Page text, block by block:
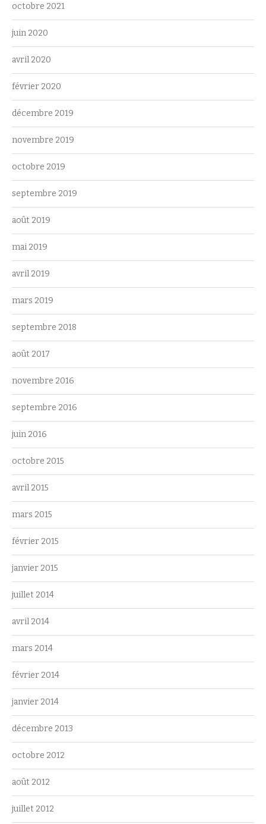
octobre 2021
juin 2020
avril 2020
février 2020
décembre 2019
novembre 2019
octobre 2019
septembre 2019
août 2019
mai 2019
avril 2019
mars 2019
septembre 2018
août 2017
novembre 2016
septembre 2016
juin 2016
octobre 2015
avril 2015
mars 2015
février 2015
janvier 2015
juillet 2014
avril 2014
mars 2014
février 2014
janvier 2014
décembre 2013
octobre 2012
août 2012
juillet 2012